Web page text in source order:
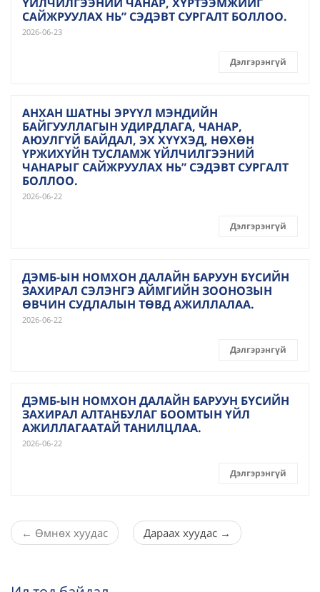
САЙЖРУУЛАХ НЬ” СЭДЭВТ СУРГАЛТ БОЛЛОО.
2026-06-23
Дэлгэрэнгүй
АНХАН ШАТНЫ ЭРҮҮЛ МЭНДИЙН
БАЙГУУЛЛАГЫН УДИРДЛАГА, ЧАНАР,
АЮУЛГҮЙ БАЙДАЛ, ЭХ ХҮҮХЭД, НӨХӨН
ҮРЖИХҮЙН ТУСЛАМЖ ҮЙЛЧИЛГЭЭНИЙ
ЧАНАРЫГ САЙЖРУУЛАХ НЬ” СЭДЭВТ СУРГАЛТ
БОЛЛОО.
2026-06-22
Дэлгэрэнгүй
ДЭМБ-ЫН НОМХОН ДАЛАЙН БАРУУН БҮСИЙН
ЗАХИРАЛ СЭЛЭНГЭ АЙМГИЙН ЗООНОЗЫН
ӨВЧИН СУДЛАЛЫН ТӨВД АЖИЛЛАЛАА.
2026-06-22
Дэлгэрэнгүй
ДЭМБ-ЫН НОМХОН ДАЛАЙН БАРУУН БҮСИЙН
ЗАХИРАЛ АЛТАНБУЛАГ БООМТЫН ҮЙЛ
АЖИЛЛАГААТАЙ ТАНИЛЦЛАА.
2026-06-22
Дэлгэрэнгүй
← Өмнөх хуудас Дараах хуудас →